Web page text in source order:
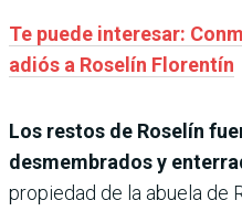
Te puede interesar:
adiós a Roselín Florentín
Los restos de Roselín
desmembrados y
propiedad de la abuela de